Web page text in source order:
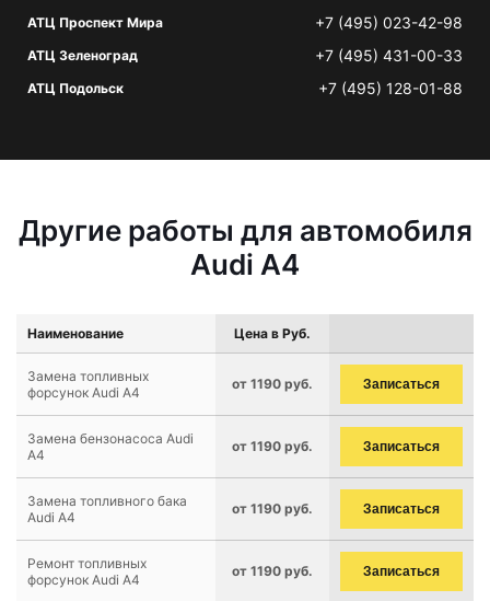
АТЦ Проспект Мира +7 (495) 023-42-98
АТЦ Зеленоград +7 (495) 431-00-33
АТЦ Подольск +7 (495) 128-01-88
Другие работы для автомобиля
Audi A4
Наименование Цена в Руб.
Замена топливных
форсунок Audi A4
от 1190 руб. Записаться
Замена бензонасоса Audi
A4
от 1190 руб. Записаться
Замена топливного бака
Audi A4
от 1190 руб. Записаться
Ремонт топливных
форсунок Audi A4
от 1190 руб. Записаться